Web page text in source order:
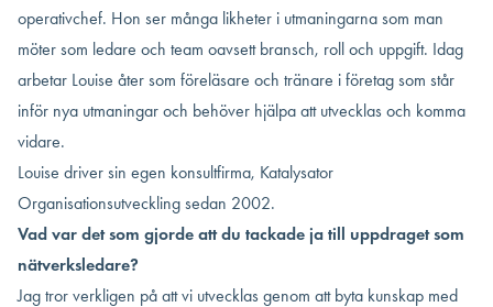
operativchef. Hon ser många likheter i utmaningarna som man
möter som ledare och team oavsett bransch, roll och uppgift. Idag
arbetar Louise åter som föreläsare och tränare i företag som står
inför nya utmaningar och behöver hjälpa att utvecklas och komma
vidare.
Louise driver sin egen konsultfirma, Katalysator
Organisationsutveckling sedan 2002.
Vad var det som gjorde att du tackade ja till uppdraget som
nätverksledare?
Jag tror verkligen på att vi utvecklas genom att byta kunskap med